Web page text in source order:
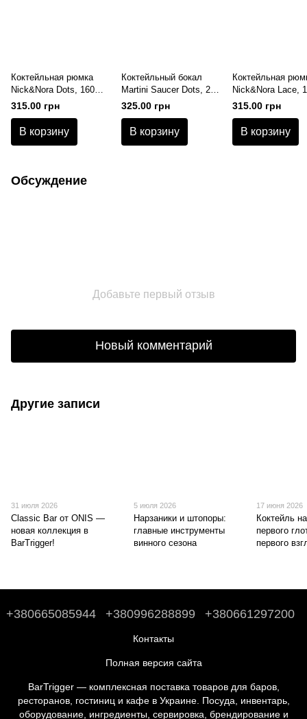
Коктейльная рюмка
Nick&Nora Dots, 160
мл, Classic Cocktails
Vintage Rona
315.00 грн
В корзину
Коктейльный бокал
Martini Saucer Dots, 250
мл, Classic Cocktails
Vintage Rona
325.00 грн
В корзину
Коктейльная
Nick&Nora Lace,
мл, Classic
Vintage Rona
315.00 грн
В корзину
Обсуждение
Добавьте первый отзыв
Новый комментарий
Другие записи
31 июля 2026
Classic Bar от ONIS —
новая коллекция в
BarTrigger!
5 июля 2026
Нарзаники и штопоры:
главные инструменты
винного сезона
17 июня 2026
Коктейль
первого
первого
+380665085944 +380996288899 +380661297200
Контакты
Полная версия сайта
BarTrigger — комплексная поставка товаров для баров,
ресторанов, гостиниц и кафе в Украине. Посуда, инвентарь,
оборудование, ингредиенты, сервировка, брендирование и